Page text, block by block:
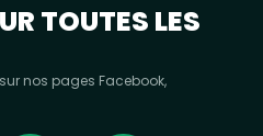
TOUTES LES
nos pages Facebook,